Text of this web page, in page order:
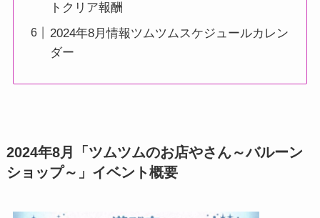
トクリア報酬
2024年8月情報ツムツムスケジュールカレン
ダー
2024年8月「ツムツムのお店やさん～バルーン
ショップ～」イベント概要